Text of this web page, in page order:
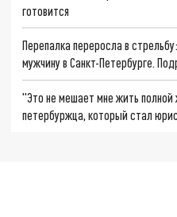
готовится
Перепалка переросла в
мужчину в Санкт-Петербурге.
"Это не мешает мне жить полной
петербуржца, который стал